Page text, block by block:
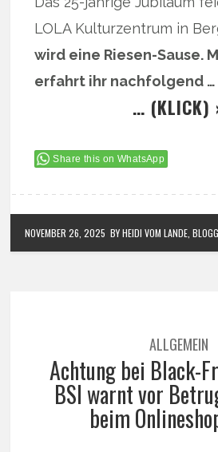
LOLA Kulturzentrum in
wird eine Riesen-Sause.
erfahrt ihr nachfolgend …
… (KLICK)
Share this on WhatsApp
NOVEMBER 26, 2025 BY HEIDI VOM LANDE,
ALLGEMEIN
Achtung bei Black-
BSI warnt vor
beim